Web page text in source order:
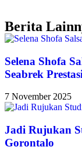
Berita
Selena Shofa
Seabrek Prestasi
7 November 2025
Jadi Rujukan
Gorontalo